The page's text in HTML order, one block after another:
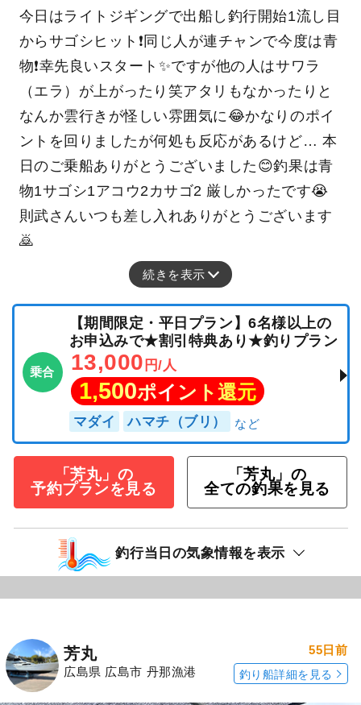
今日はライトジギングで出船し釣行開始1流し目
からサゴシヒット❗️同じ人が連チャンで今度は青
物❗️幸先良いスタート✨ですが他の人はサワラ
（エラ）が上がったり笑アタリもなかったりと
なんか雲行きが怪しい雰囲気に😂かなりのポイ
ントを回りましたが何処も反応があるけど… 本
日のご乗船ありがとうございました😊釣果は青
物1サゴシ1アコウ2カサゴ2 厳しかったです😭
則武さんいつも差し入れありがとうございます
🙇
続きを表示
乗合
【期間限定・平日プラン】6名様以上の
お申込みで★割引特典あり★釣りプラン
13,000 円/人
1,500ポイント還元
マダイ ハマチ（ブリ）
「芳丸」の
予約プランを見る
「芳丸」の
全ての釣果を見る
釣行当日の気象情報を表示
芳丸
広島県 広島市 丹那漁港
55日前
釣り船詳細を見る